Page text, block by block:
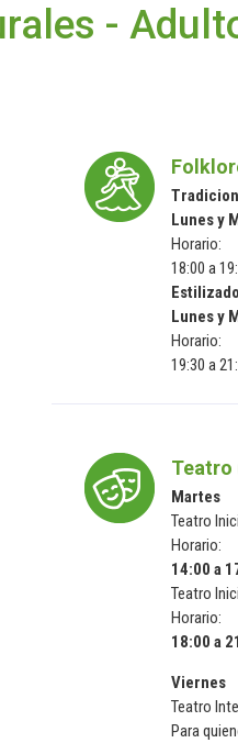
-
Lunes y
Horario:
18:00 a
Estilizado
Lunes y
Horario:
19:30 a
Teatro
Martes
Teatro
Horario:
14:00 a
Teatro
Horario:
18:00 a
Viernes
Teatro
Para